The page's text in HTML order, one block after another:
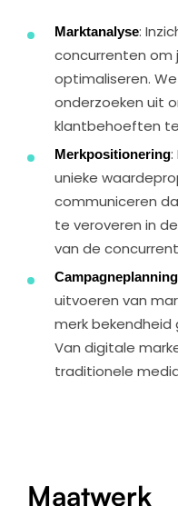
Marktanalyse:
concurrenten om
optimaliseren.
onderzoeken uit
klantbehoeften
Merkpositionering:
unieke
communiceren
te veroveren in
van de
Campagneplanning
uitvoeren van
merk bekendheid
Van digitale
traditionele
Maatwerk